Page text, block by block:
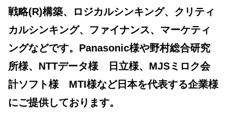
戦略(R)構築、ロジカルシンキング、クリティ
カルシンキング、ファイナンス、マーケティ
ングなどです。Panasonic様や野村総合研究
所様、NTTデータ様 日立様、MJSミロク会
計ソフト様 MTI様など日本を代表する企業様
にご提供しております。